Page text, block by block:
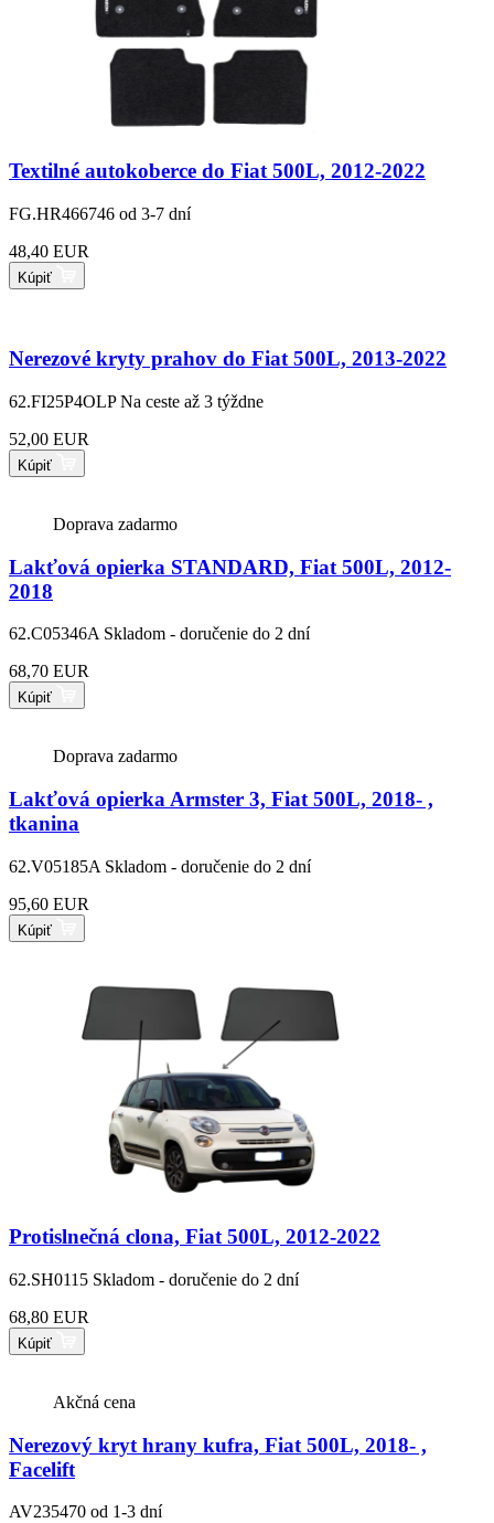
Textilné autokoberce do Fiat 500L, 2012-2022
FG.HR466746 od 3-7 dní
48,40 EUR
Kúpiť
Nerezové kryty prahov do Fiat 500L, 2013-2022
62.FI25P4OLP Na ceste až 3 týždne
52,00 EUR
Kúpiť
Doprava zadarmo
Lakťová opierka STANDARD, Fiat 500L, 2012-
2018
62.C05346A Skladom - doručenie do 2 dní
68,70 EUR
Kúpiť
Doprava zadarmo
Lakťová opierka Armster 3, Fiat 500L, 2018- ,
tkanina
62.V05185A Skladom - doručenie do 2 dní
95,60 EUR
Kúpiť
Protislnečná clona, Fiat 500L, 2012-2022
62.SH0115 Skladom - doručenie do 2 dní
68,80 EUR
Kúpiť
Akčná cena
Nerezový kryt hrany kufra, Fiat 500L, 2018- ,
Facelift
AV235470 od 1-3 dní